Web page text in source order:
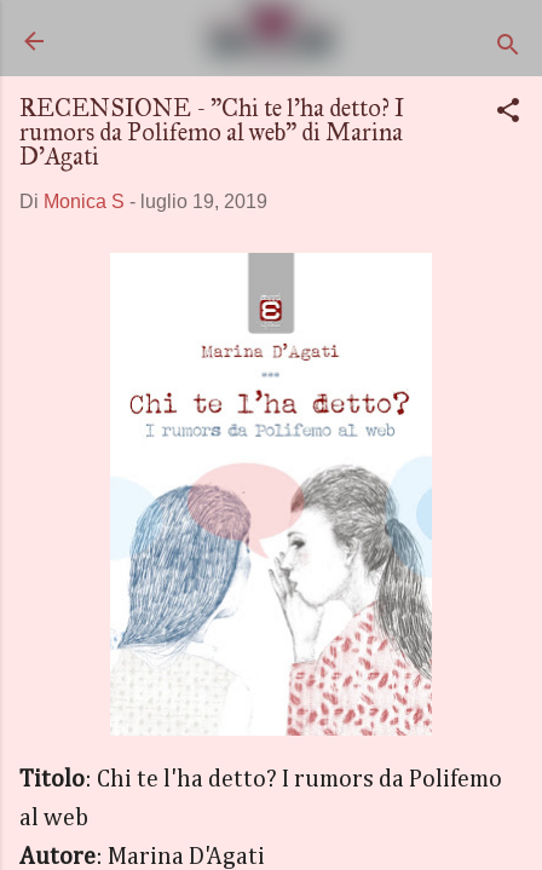
RECENSIONE - "Chi te l'ha detto? I
rumors da Polifemo al web" di Marina
D'Agati
Di Monica S - luglio 19, 2019
Titolo: Chi te l'ha detto? I rumors da Polifemo
al web
Autore: Marina D'Agati